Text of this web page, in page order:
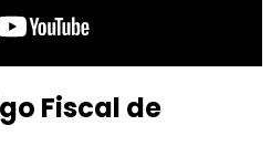
Fiscal de